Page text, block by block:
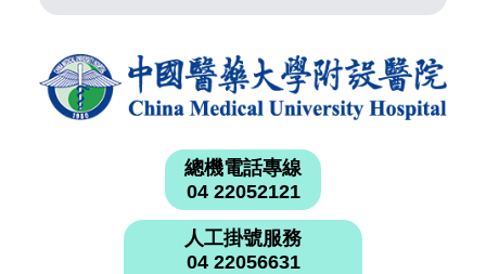
總機電話專線
04 22052121
人工掛號服務
04 22056631